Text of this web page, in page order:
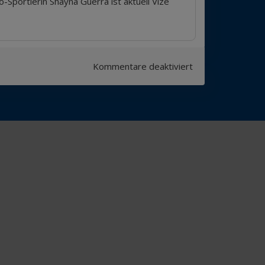
Kommentare deaktiviertfür
Monats“